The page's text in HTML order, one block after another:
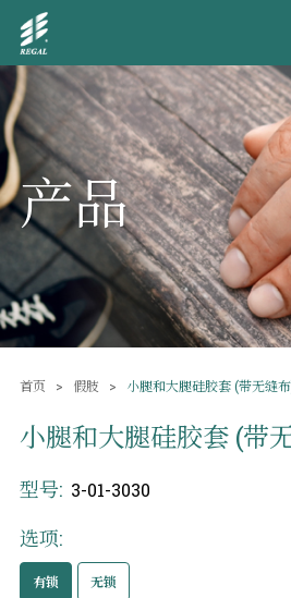
产品
首页 假肢 小腿和大腿硅胶套 (带无缝
小腿和大腿硅胶套 (带
型号: 3-01-3030
选项:
有锁 无锁